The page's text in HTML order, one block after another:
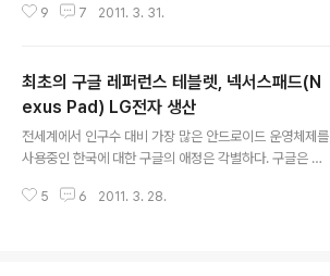
장되어 있는 MovieMaker를 이용하는 방법과 알씨를 이
약, 자신이 원하는 사진을 mp3에 첨부하여 동영상으로 만
들고 싶을때는 베가스라는 프로그램을 사용하면 된다. 이
번에 소개하는 내용은 이런 프로그램 사용없이 간단하게
유투브에 mp3를 동영상으로 전환하여 올리는 방법에 대
해서 알아보고자 한다. Step1. mp32tube 접속 http://w
ww.mp32tube.com/ 에 접속한다. 사용법은 어렵지 않
9 7 2011. 3. 31.
최초의 구글 레퍼런스 테블렛, 넥서스패드(N
exus Pad) LG전자 생산
전세계에서 인구수 대비 가장 많은 안드로이드 운영체제를
사용중인 한국에 대한 구글의 애정은 각별하다. 구글은 현
의 한글화 작업을 진행중이라고 밝혔다. Mobile-Revie
5 6 2011. 3. 28.